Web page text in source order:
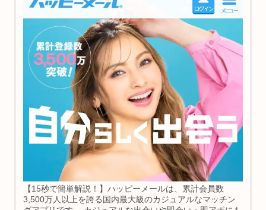
【15秒で簡単解説！】ハッピーメールは、累計会員数
3,500万人以上を誇る国内最大級のカジュアルなマッチン